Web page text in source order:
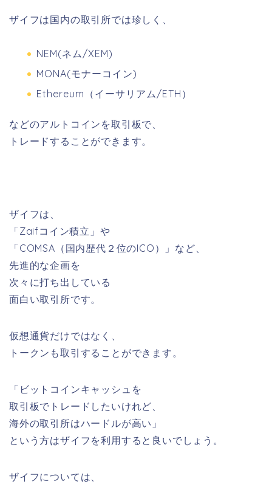
ザイフは国内の取引所では珍しく、
NEM(ネム/XEM)
MONA(モナーコイン)
Ethereum（イーサリアム/ETH）
などのアルトコインを取引板で、
トレードすることができます。
ザイフは、
「Zaifコイン積立」や
「COMSA（国内歴代２位のICO）」など、
先進的な企画を
次々に打ち出している
面白い取引所です。
仮想通貨だけではなく、
トークンも取引することができます。
「ビットコインキャッシュを
取引板でトレードしたいけれど、
海外の取引所はハードルが高い」
という方はザイフを利用すると良いでしょう。
ザイフについては、